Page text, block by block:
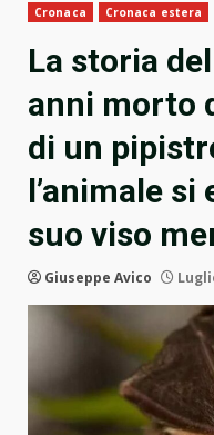
Cronaca Cronaca estera
La storia
anni morto
di un
l’animale
suo viso
Giuseppe Avico